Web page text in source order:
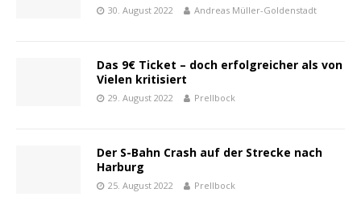
30. August 2022 Andreas Müller-Goldenstadt
Das 9€ Ticket – doch erfolgreicher als von
Vielen kritisiert
29. August 2022 Prellbock
Der S-Bahn Crash auf der Strecke nach
Harburg
25. August 2022 Prellbock